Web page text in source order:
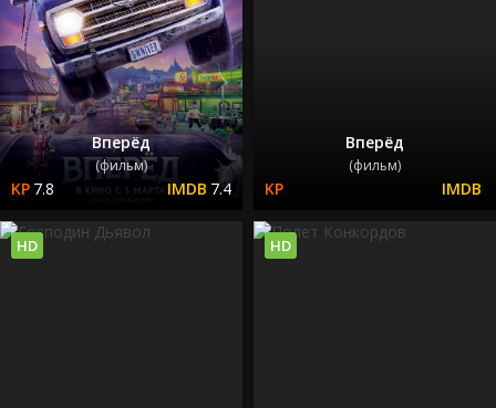
Вперёд
(фильм)
7.8 7.4
Вперёд
(фильм)
HD HD